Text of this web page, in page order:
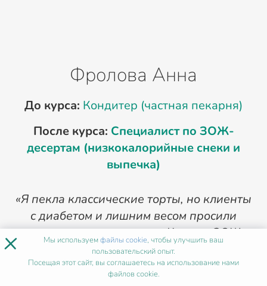
Фролова Анна
До курса: Кондитер (частная пекарня)
После курса: Специалист по ЗОЖ-
десертам (низкокалорийные снеки и
выпечка)
«Я пекла классические торты, но клиенты
с диабетом и лишним весом просили
здоровые альтернативы. Курс по ЗОЖ-
десертам дал мне знания о заменителях
сахара, безглютеновой выпечке и сырых
десертах. Теперь я веду онлайн‑школу
× Мы используемфайлы cookie, чтобы улучшить ваш
пользовательский опыт.
Посещая этот сайт, вы соглашаетесь на использование нами
файлов cookie.